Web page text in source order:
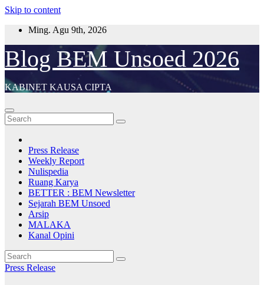
Skip to content
Ming. Agu 9th, 2026
Blog BEM Unsoed 2026
KABINET KAUSA CIPTA
Press Release
Weekly Report
Nulispedia
Ruang Karya
BETTER : BEM Newsletter
Sejarah BEM Unsoed
Arsip
MALAKA
Kanal Opini
Press Release